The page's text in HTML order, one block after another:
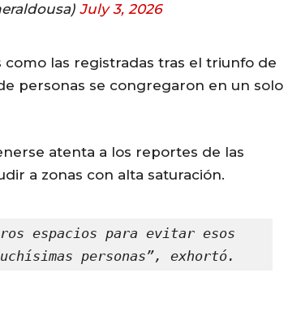
July 3, 2026
las registradas tras el triunfo de
personas se congregaron en un solo
atenta a los reportes de las
a zonas con alta saturación.
espacios para evitar esos
personas”, exhortó.